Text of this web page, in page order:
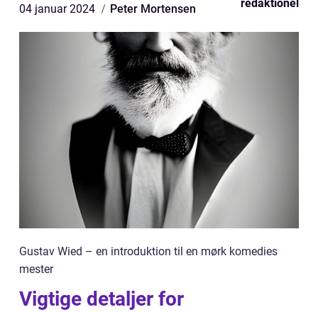
04 januar 2024 Peter Mortensen redaktionel
Gustav Wied – en introduktion til en mørk komedies
mester
Vigtige detaljer for